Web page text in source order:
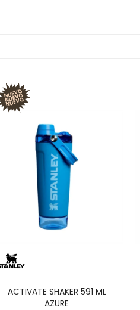
ACTIVATE SHAKER 591 ML
AZURE